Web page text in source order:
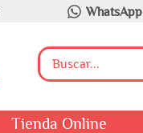
WhatsApp
Tienda Online